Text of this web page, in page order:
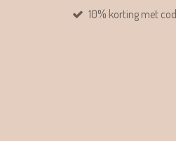
10% korting met